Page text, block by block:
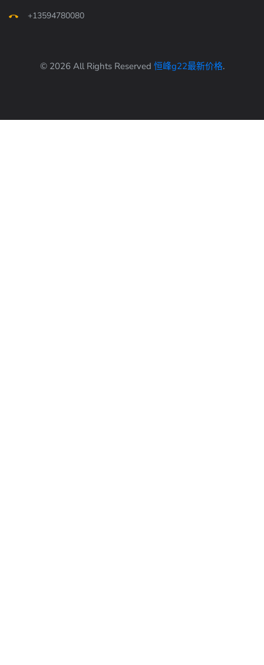
+13594780080
© 2026 All Rights Reserved 恒峰g22最新价格.